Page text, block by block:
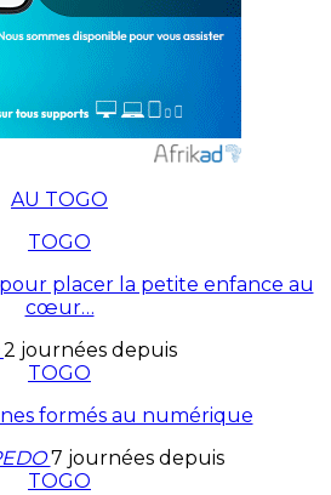
AU TOGO
TOGO
placer la petite enfance au
cœur…
2 journées depuis
TOGO
formés au numérique
7 journées depuis
TOGO